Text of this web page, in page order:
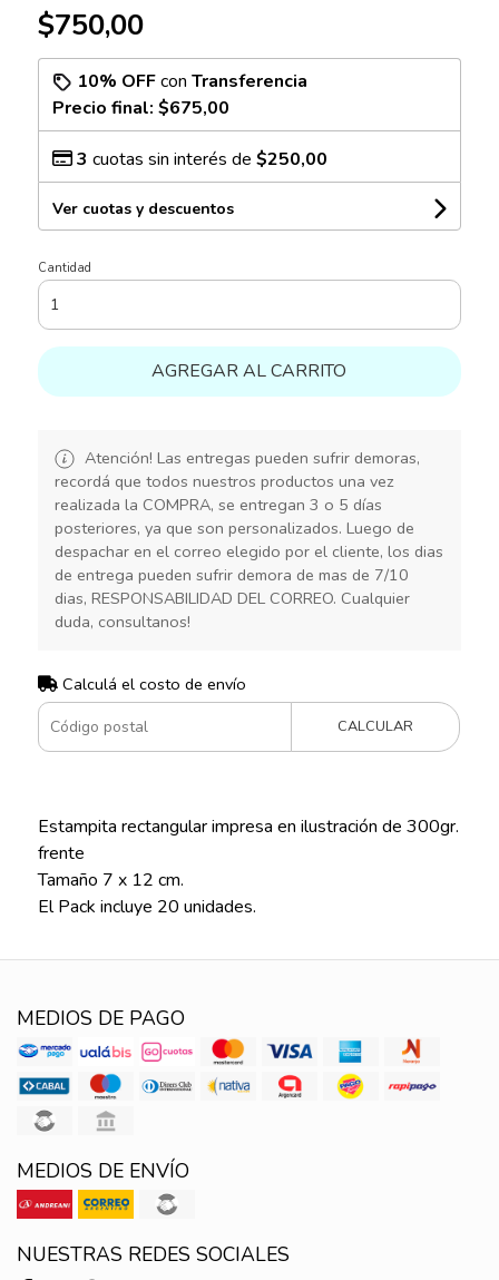
$750,00
10% OFFcon Transferencia
Precio final: $675,00
3 cuotas sin interés de $250,00
Ver cuotas y descuentos
Cantidad
AGREGAR AL CARRITO
Atención! Las entregas pueden sufrir demoras,
recordá que todos nuestros productos una vez
realizada la COMPRA, se entregan 3 o 5 días
posteriores, ya que son personalizados. Luego de
despachar en el correo elegido por el cliente, los dias
de entrega pueden sufrir demora de mas de 7/10
dias, RESPONSABILIDAD DEL CORREO. Cualquier
duda, consultanos!
Calculá el costo de envío
CALCULAR
Estampita rectangular impresa en ilustración de 300gr.
frente
Tamaño 7 x 12 cm.
El Pack incluye 20 unidades.
MEDIOS DE PAGO
MEDIOS DE ENVÍO
NUESTRAS REDES SOCIALES